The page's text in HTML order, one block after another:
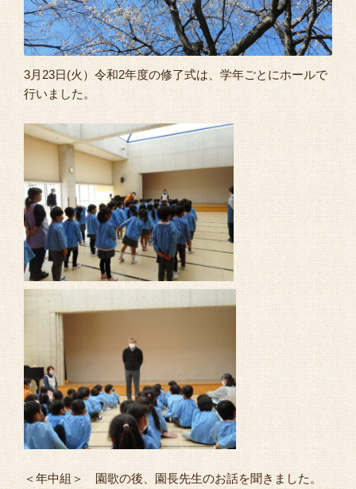
3月23日(火）令和2年度の修了式は、学年ごとにホールで
行いました。
＜年中組＞ 園歌の後、園長先生のお話を聞きました。